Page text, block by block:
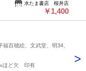
水たま書店 桜井店
￥1,400
百穂絵、文武堂、明34、
ほど欠 印有